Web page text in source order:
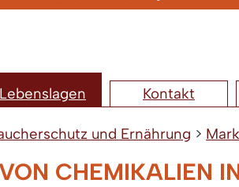
Lebenslagen Kontakt
und Ernährung >
CHEMIKALIEN